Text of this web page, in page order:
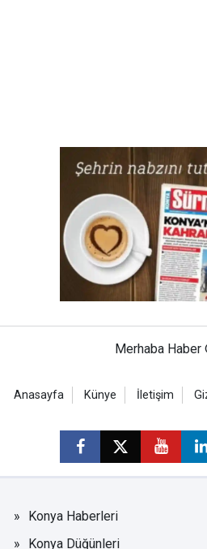
Merhaba Haber
Anasayfa Künye İletişim
Konya Haberleri
Konya Düğünleri